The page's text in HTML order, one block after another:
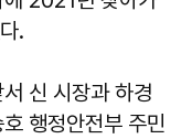
.
신 시장과 하경
행정안전부 주민